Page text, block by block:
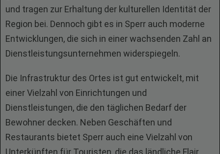
und tragen zur Erhaltung der kulturellen Identität der
Region bei. Dennoch gibt es in Sperr auch moderne
Entwicklungen, die sich in einer wachsenden Zahl an
Dienstleistungsunternehmen widerspiegeln.
Die Infrastruktur des Ortes ist gut entwickelt, mit
einer Vielzahl von Einrichtungen und
Dienstleistungen, die den täglichen Bedarf der
Bewohner decken. Neben Geschäften und
Restaurants bietet Sperr auch eine Vielzahl von
Unterkünften für Touristen, die das ländliche Flair